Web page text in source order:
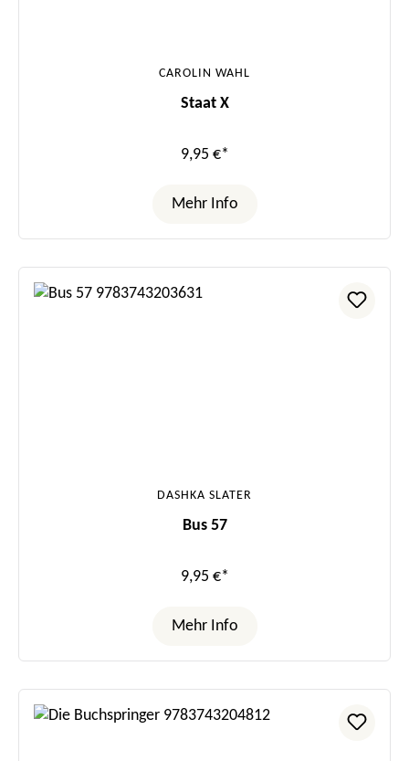
CAROLIN WAHL
Staat X
9,95 €*
Mehr Info
DASHKA SLATER
Bus 57
9,95 €*
Mehr Info